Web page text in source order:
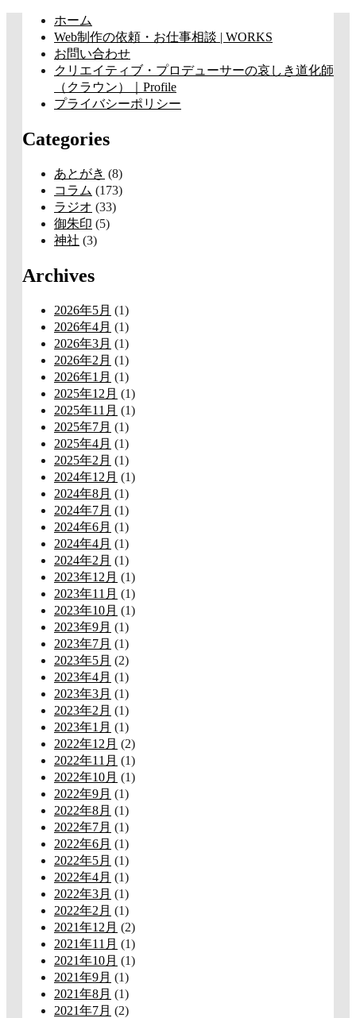
キ
ホーム
Web制作の依頼・お仕事相談 | WORKS
お問い合わせ
クリエイティブ・プロデューサーの哀しき道化師
（クラウン）｜Profile
プライバシーポリシー
Categories
あとがき (8)
コラム (173)
ラジオ (33)
御朱印 (5)
神社 (3)
Archives
2026年5月 (1)
2026年4月 (1)
2026年3月 (1)
2026年2月 (1)
2026年1月 (1)
2025年12月 (1)
2025年11月 (1)
2025年7月 (1)
2025年4月 (1)
2025年2月 (1)
2024年12月 (1)
2024年8月 (1)
2024年7月 (1)
2024年6月 (1)
2024年4月 (1)
2024年2月 (1)
2023年12月 (1)
2023年11月 (1)
2023年10月 (1)
2023年9月 (1)
2023年7月 (1)
2023年5月 (2)
2023年4月 (1)
2023年3月 (1)
2023年2月 (1)
2023年1月 (1)
2022年12月 (2)
2022年11月 (1)
2022年10月 (1)
2022年9月 (1)
2022年8月 (1)
2022年7月 (1)
2022年6月 (1)
2022年5月 (1)
2022年4月 (1)
2022年3月 (1)
2022年2月 (1)
2021年12月 (2)
2021年11月 (1)
2021年10月 (1)
2021年9月 (1)
2021年8月 (1)
2021年7月 (2)